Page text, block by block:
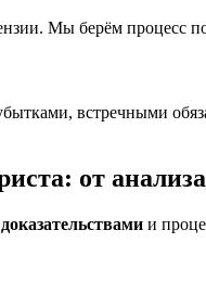
Мы берём процесс
встречными
от анализа
доказательствами и